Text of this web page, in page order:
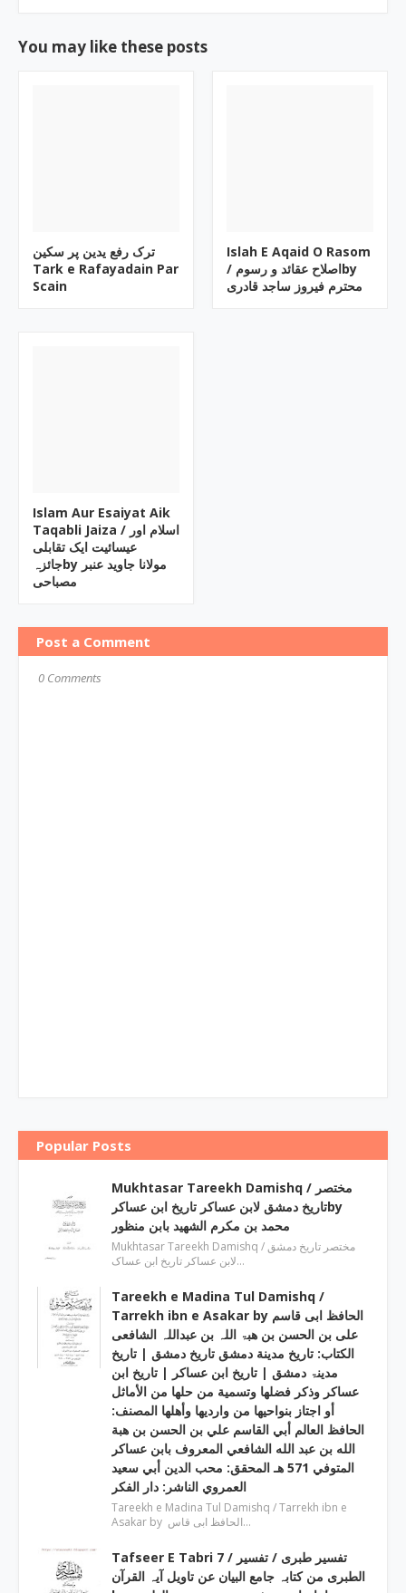
You may like these posts
ترک رفع یدین پر سکین
Tark e Rafayadain Par
Scain
Islah E Aqaid O Rasom
/ اصلاح عقائد و رسومby
محترم فیروز ساجد قادری
Islam Aur Esaiyat Aik
Taqabli Jaiza / اسلام اور
عیسائیت ایک تقابلی
جائزہby مولانا جاوید عنبر
مصباحی
Post a Comment
0 Comments
Popular Posts
Mukhtasar Tareekh Damishq ‎/ مختصر
تاریخ دمشق لابن عساکر تاریخ ابن عساکرby
‎محمد بن مکرم الشھید بابن منظور
Mukhtasar Tareekh Damishq ‎/ مختصر تاریخ دمشق
لابن عساکر تاریخ ابن عساک…
Tareekh e Madina Tul Damishq /
Tarrekh ibn e Asakar by الحافظ ابی قاسم
علی بن الحسن بن ھبۃ اللہ بن عبداللہ الشافعی
الكتاب: تاريخ مدينة دمشق تاريخ دمشق | تاریخ
مدینۃ دمشق | تاریخ ابن عساکر | تاريخ ابن
عساكر وذكر فضلها وتسمية من حلها من الأماثل
أو اجتاز بنواحيها من وارديها وأهلها المصنف:
الحافظ العالم أبي القاسم علي بن الحسن بن هبة
الله بن عبد الله الشافعي المعروف بابن عساكر
المتوفي 571 هـ المحقق: محب الدين أبي سعيد
العمروي الناشر: دار الفكر
Tareekh e Madina Tul Damishq / Tarrekh ibn e
Asakar by الحافظ ابی قاس…
Tafseer E Tabri 7 / تفسیر طبری / تفسیر
الطبری من کتابہ جامع البیان عن تاویل آیہ القرآن